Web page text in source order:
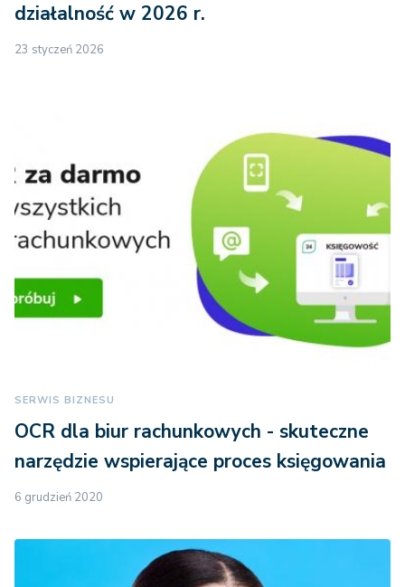
działalność w 2026 r.
23 styczeń 2026
SERWIS BIZNESU
OCR dla biur rachunkowych - skuteczne
narzędzie wspierające proces księgowania
6 grudzień 2020